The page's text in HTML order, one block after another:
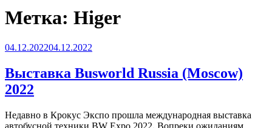
Метка: Higer
Опубликовано
04.12.202204.12.2022
Выставка Busworld Russia (Moscow)
2022
Недавно в Крокус Экспо прошла международная выставка
автобусной техники BW Expo 2022. Вопреки ожиданиям